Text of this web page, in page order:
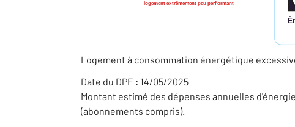
logement extrêmement peu performant
Logement à consommation énergétique
Date du DPE : 14/05/2025
Montant estimé des dépenses annuelles
(abonnements compris).